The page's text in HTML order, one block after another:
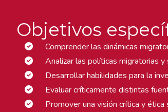
Objetivos
Comprender las dinámicas
Analizar las políticas migratorias
Desarrollar habilidades para la
Evaluar críticamente distintas
Promover una visión crítica y